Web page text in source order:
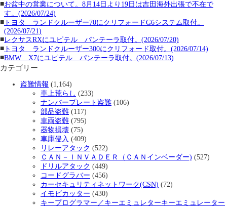
■お盆中の営業について。8月14日より19日は吉田海外出張で不在で
す。(2026/07/24)
■ トヨタ ランドクルーザー70にクリフォードG6システム取付。
(2026/07/21)
■レクサスRXにユピテル パンテーラ取付。(2026/07/20)
■ トヨタ ランドクルーザー300にクリフォード取付。(2026/07/14)
■BMW X7にユピテル パンテーラ取付。(2026/07/13)
カテゴリー
盗難情報 (1,164)
車上荒らし (233)
ナンバープレート盗難 (106)
部品盗難 (117)
車両盗難 (795)
器物損壊 (75)
車庫侵入 (409)
リレーアタック (522)
ＣＡＮ－ＩＮＶＡＤＥＲ（ＣＡＮインベーダー) (527)
ドリルアタック (449)
コードグラバー (456)
カーセキュリティネットワーク(CSN) (72)
イモビカッター (430)
キープログラマー／キーエミュレターキーエミュレーター